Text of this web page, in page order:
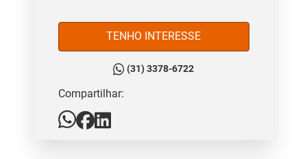
TENHO INTERESSE
(31) 3378-6722
Compartilhar: